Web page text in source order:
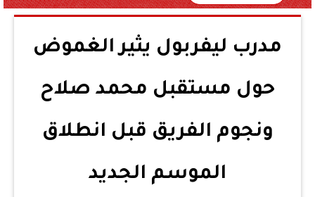
مدرب ليفربول يثير الغموض
حول مستقبل محمد صلاح
ونجوم الفريق قبل انطلاق
الموسم الجديد